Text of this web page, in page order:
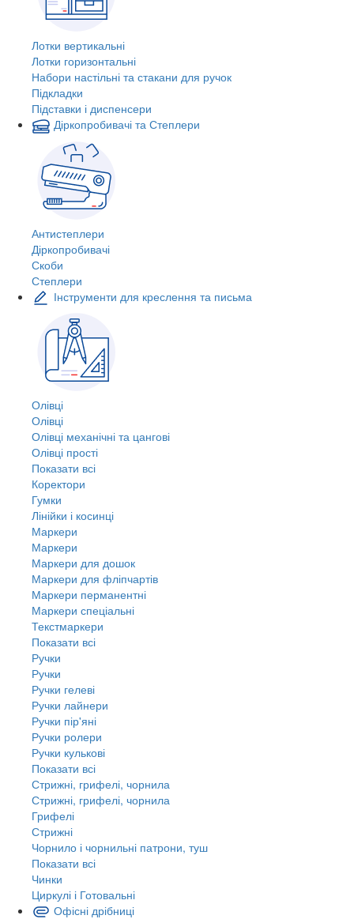
Лотки вертикальні
Лотки горизонтальні
Набори настільні та стакани для ручок
Підкладки
Підставки і диспенсери
Діркопробивачі та Степлери
Антистеплери
Діркопробивачі
Скоби
Степлери
Інструменти для креслення та письма
Олівці
Олівці
Олівці механічні та цангові
Олівці прості
Показати всі
Коректори
Гумки
Лінійки і косинці
Маркери
Маркери
Маркери для дошок
Маркери для фліпчартів
Маркери перманентні
Маркери спеціальні
Текстмаркери
Показати всі
Ручки
Ручки
Ручки гелеві
Ручки лайнери
Ручки пір'яні
Ручки ролери
Ручки кулькові
Показати всі
Стрижні, грифелі, чорнила
Стрижні, грифелі, чорнила
Грифелі
Стрижні
Чорнило і чорнильні патрони, туш
Показати всі
Чинки
Циркулі і Готовальні
Офісні дрібниці